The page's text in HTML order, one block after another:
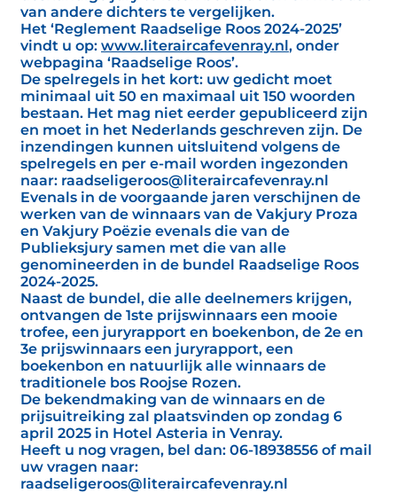
van andere dichters te vergelijken.
Het ‘Reglement Raadselige Roos 2024-2025’
vindt u op: www.literaircafevenray.nl, onder
webpagina ‘Raadselige Roos’.
De spelregels in het kort: uw gedicht moet
minimaal uit 50 en maximaal uit 150 woorden
bestaan. Het mag niet eerder gepubliceerd zijn
en moet in het Nederlands geschreven zijn. De
inzendingen kunnen uitsluitend volgens de
spelregels en per e-mail worden ingezonden
naar: raadseligeroos@literaircafevenray.nl
Evenals in de voorgaande jaren verschijnen de
werken van de winnaars van de Vakjury Proza
en Vakjury Poëzie evenals die van de
Publieksjury samen met die van alle
genomineerden in de bundel Raadselige Roos
2024-2025.
Naast de bundel, die alle deelnemers krijgen,
ontvangen de 1ste prijswinnaars een mooie
trofee, een juryrapport en boekenbon, de 2e en
3e prijswinnaars een juryrapport, een
boekenbon en natuurlijk alle winnaars de
traditionele bos Roojse Rozen.
De bekendmaking van de winnaars en de
prijsuitreiking zal plaatsvinden op zondag 6
april 2025 in Hotel Asteria in Venray.
Heeft u nog vragen, bel dan: 06-18938556 of mail
uw vragen naar:
raadseligeroos@literaircafevenray.nl